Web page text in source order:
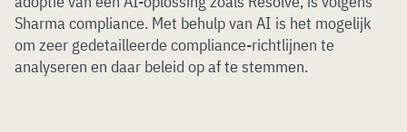
Sharma compliance. Met behulp van AI is het mogelijk
om zeer gedetailleerde compliance-richtlijnen te
analyseren en daar beleid op af te stemmen.